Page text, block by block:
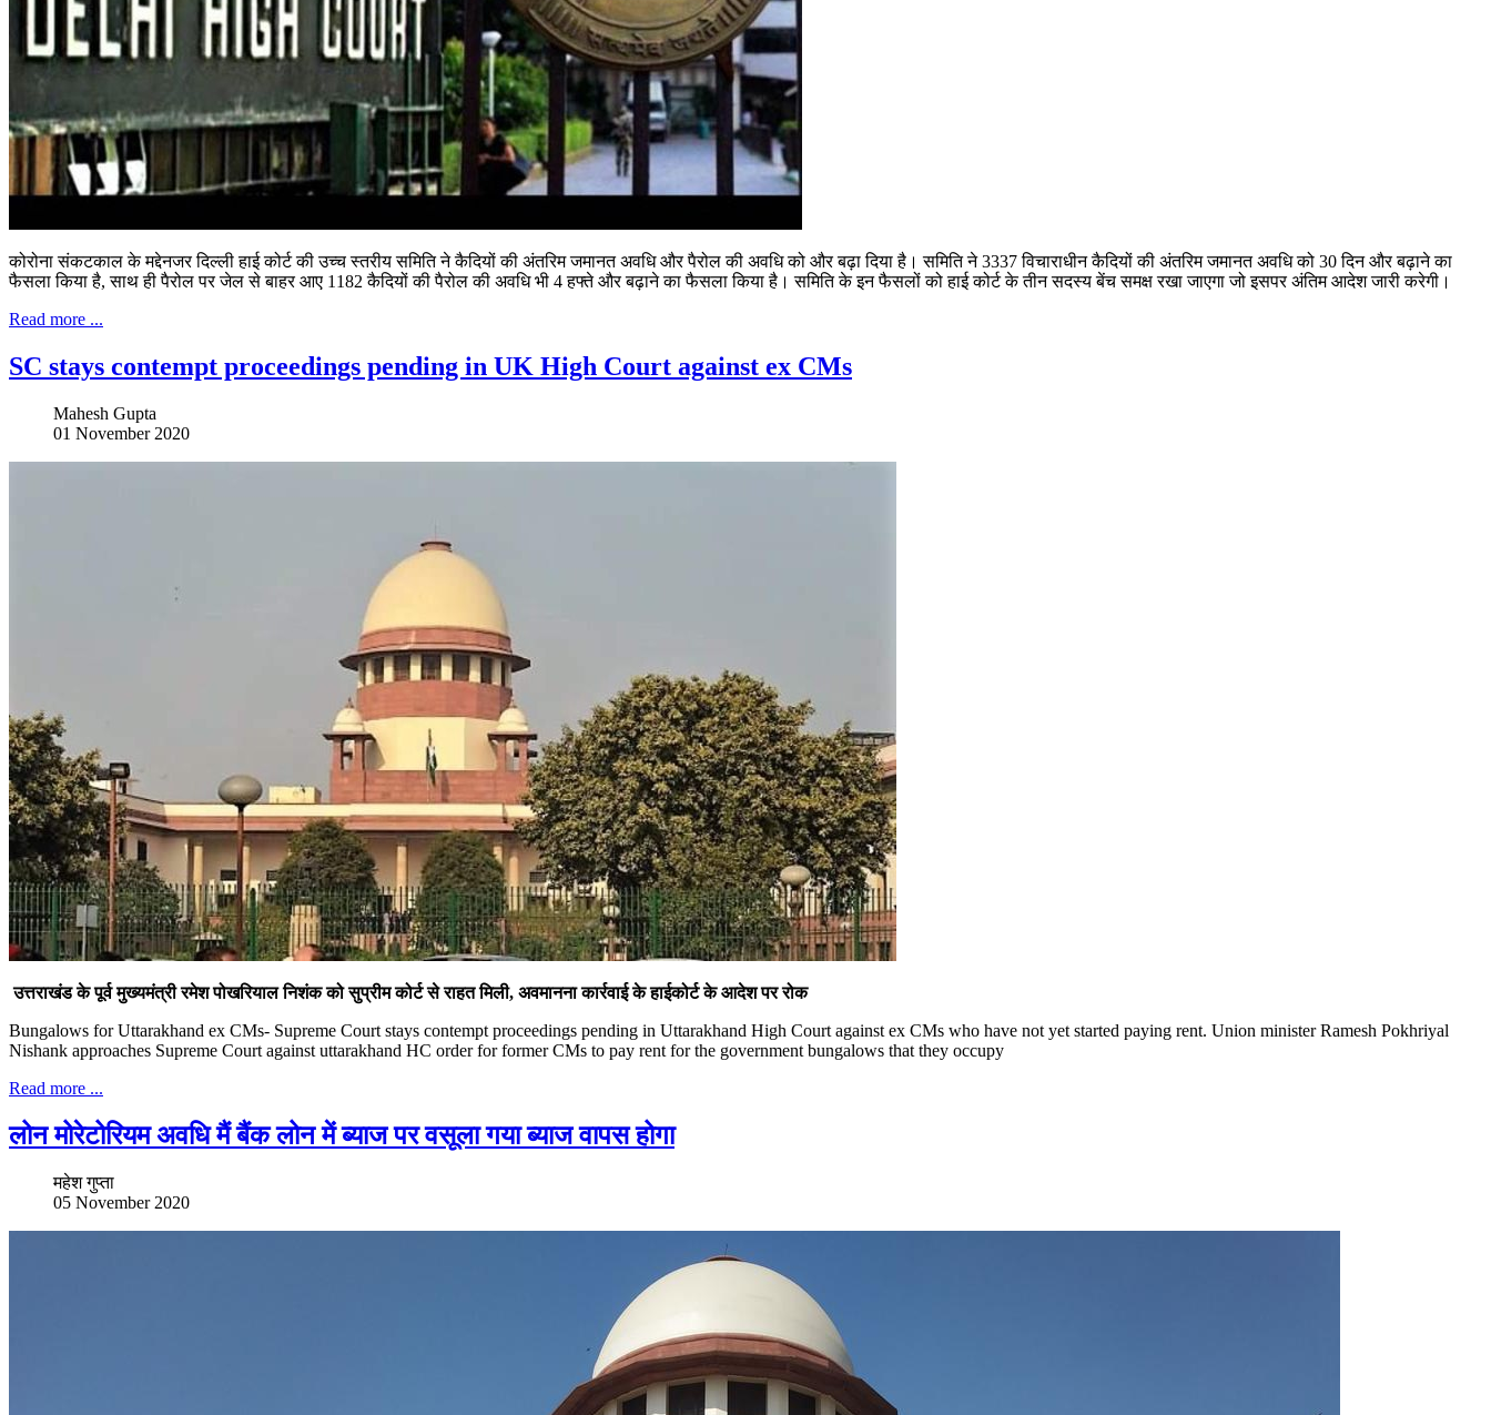
कोरोना संकटकाल के मद्देनजर दिल्ली हाई कोर्ट की उच्च स्तरीय समिति ने कैदियों की अंतरिम जमानत अवधि और पैरोल की अवधि को और बढ़ा दिया है। समिति ने 3337 विचाराधीन कैदियों की अंतरिम जमानत अवधि को 30 दिन और बढ़ाने का
फैसला किया है, साथ ही पैरोल पर जेल से बाहर आए 1182 कैदियों की पैरोल की अवधि भी 4 हफ्ते और बढ़ाने का फैसला किया है। समिति के इन फैसलों को हाई कोर्ट के तीन सदस्य बेंच समक्ष रखा जाएगा जो इसपर अंतिम आदेश जारी करेगी।
Read more ...
SC stays contempt proceedings pending in UK High Court against ex CMs
Mahesh Gupta
01 November 2020
उत्तराखंड के पूर्व मुख्यमंत्री रमेश पोखरियाल निशंक को सुप्रीम कोर्ट से राहत मिली, अवमानना कार्रवाई के हाईकोर्ट के आदेश पर रोक
Bungalows for Uttarakhand ex CMs- Supreme Court stays contempt proceedings pending in Uttarakhand High Court against ex CMs who have not yet started paying rent. Union minister Ramesh Pokhriyal
Nishank approaches Supreme Court against uttarakhand HC order for former CMs to pay rent for the government bungalows that they occupy
Read more ...
लोन मोरेटोरियम अवधि मैं बैंक लोन में ब्याज पर वसूला गया ब्याज वापस होगा
महेश गुप्ता
05 November 2020